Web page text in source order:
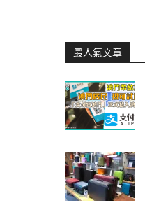
最人氣文章